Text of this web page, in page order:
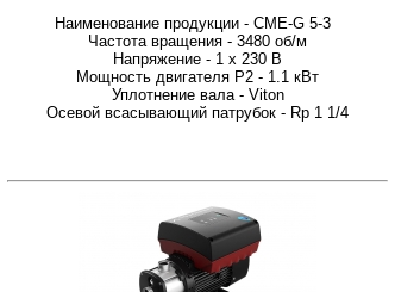
Наименование продукции - CME-G 5-3
Частота вращения - 3480 об/м
Напряжение - 1 х 230 В
Мощность двигателя P2 - 1.1 кВт
Уплотнение вала - Viton
Осевой всасывающий патрубок - Rp 1 1/4